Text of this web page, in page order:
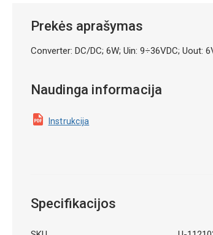
Prekės aprašymas
Converter: DC/DC; 6W; Uin: 9÷36VDC; Uout:
Naudinga informacija
Instrukcija
Specifikacijos